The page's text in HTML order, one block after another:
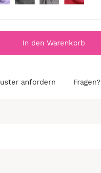
In den Warenkorb
anfordern Fragen?